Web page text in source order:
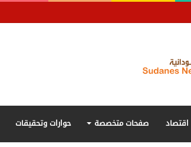
اقتصاد صفحات متخصصة حوارات وتحقيقات